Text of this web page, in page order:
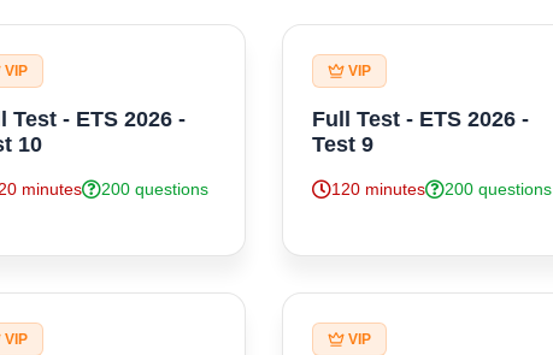
VIP
Test - ETS 2026 -
10
minutes 200 questions
VIP
Full Test - ETS 2026 -
Test 9
120 minutes 200 questions
VIP VIP